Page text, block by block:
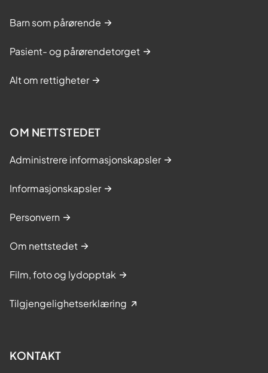
n
Barn som pårørende
Pasient- og pårørendetorget
Alt om rettigheter
OM NETTSTEDET
Administrere informasjonskapsler
Informasjonskapsler
Personvern
Om nettstedet
Film, foto og lydopptak
Tilgjengelighetserklæring
KONTAKT